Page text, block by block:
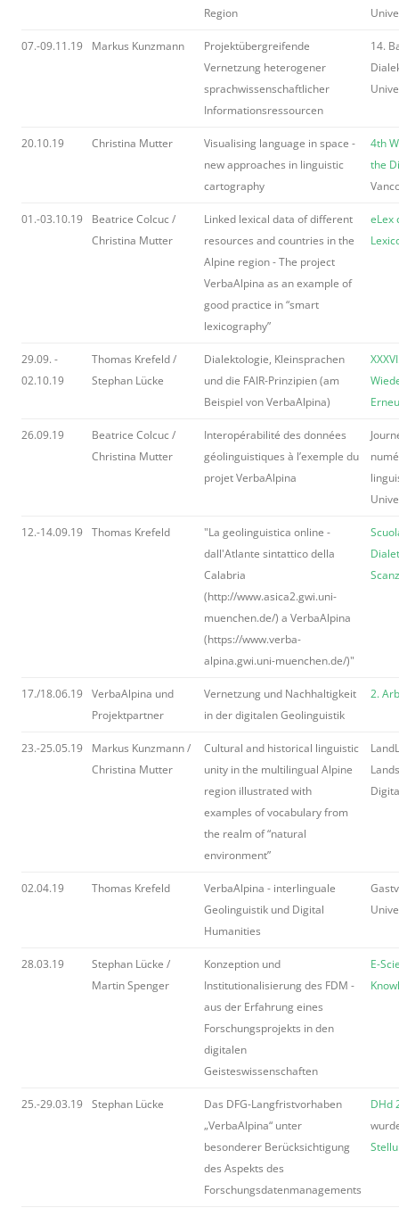
Region
07.-09.11.19 Markus Kunzmann
Projektübergreifende
Vernetzung heterogener
sprachwissenschaftlicher
Informationsressourcen
14.
20.10.19 Christina Mutter
Visualising language in space -
new approaches in linguistic
cartography
4th
the
01.-03.10.19
Beatrice Colcuc /
Christina Mutter
Linked lexical data of different
resources and countries in the
Alpine region - The project
VerbaAlpina as an example of
good practice in “smart
lexicography”
eLex
29.09. -
02.10.19
Thomas Krefeld /
Stephan Lücke
Dialektologie, Kleinsprachen
und die FAIR-Prinzipien (am
Beispiel von VerbaAlpina)
26.09.19
Beatrice Colcuc /
Christina Mutter
Interopérabilité des données
géolinguistiques à l’exemple du
projet VerbaAlpina
12.-14.09.19 Thomas Krefeld
"La geolinguistica online -
dall'Atlante sintattico della
Calabria
(http://www.asica2.gwi.uni-
muenchen.de/) a VerbaAlpina
(https://www.verba-
alpina.gwi.uni-muenchen.de/)"
17./18.06.19 VerbaAlpina und
Projektpartner
Vernetzung und Nachhaltigkeit
in der digitalen Geolinguistik
2.
23.-25.05.19
Markus Kunzmann /
Christina Mutter
Cultural and historical linguistic
unity in the multilingual Alpine
region illustrated with
examples of vocabulary from
the realm of “natural
environment”
02.04.19 Thomas Krefeld
VerbaAlpina - interlinguale
Geolinguistik und Digital
Humanities
28.03.19
Stephan Lücke /
Martin Spenger
Konzeption und
Institutionalisierung des FDM -
aus der Erfahrung eines
Forschungsprojekts in den
digitalen
Geisteswissenschaften
E-
25.-29.03.19 Stephan Lücke
Das DFG-Langfristvorhaben
„VerbaAlpina“ unter
besonderer Berücksichtigung
des Aspekts des
Forschungsdatenmanagements
DHd